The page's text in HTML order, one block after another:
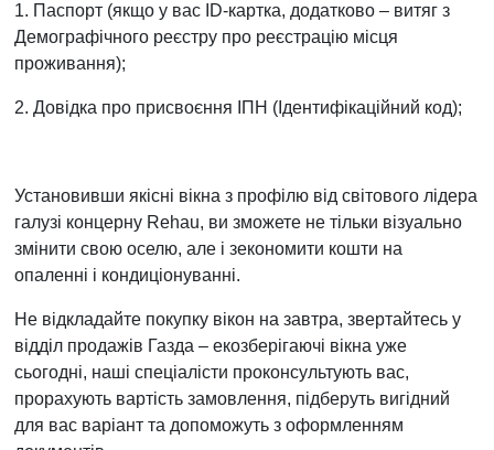
1. Паспорт (якщо у вас ID-картка, додатково – витяг з
Демографічного реєстру про реєстрацію місця
проживання);
2. Довідка про присвоєння ІПН (Ідентифікаційний код);
Установивши якісні вікна з профілю від світового лідера
галузі концерну Rehau, ви зможете не тільки візуально
змінити свою оселю, але і зекономити кошти на
опаленні і кондиціонуванні.
Не відкладайте покупку вікон на завтра, звертайтесь у
відділ продажів Газда – екозберігаючі вікна уже
сьогодні, наші спеціалісти проконсультують вас,
прорахують вартість замовлення, підберуть вигідний
для вас варіант та допоможуть з оформленням